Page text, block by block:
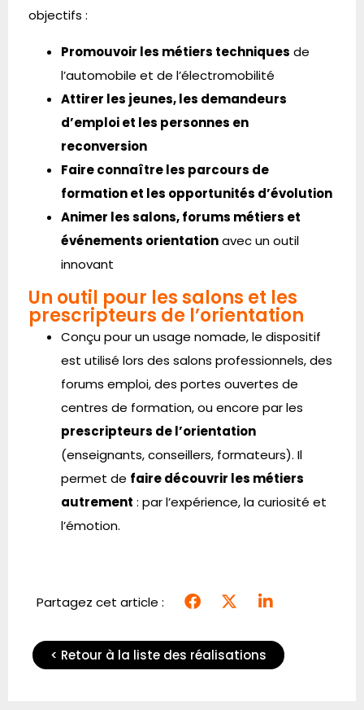
objectifs :
Promouvoir les métiers techniques de
l’automobile et de l’électromobilité
Attirer les jeunes, les demandeurs
d’emploi et les personnes en
reconversion
Faire connaître les parcours de
formation et les opportunités d’évolution
Animer les salons, forums métiers et
événements orientationavec un outil
innovant
Un outil pour les salons et les
prescripteurs de l’orientation
Conçu pour un usage nomade, le dispositif
est utilisé lors des salons professionnels, des
forums emploi, des portes ouvertes de
centres de formation, ou encore par les
prescripteurs de l’orientation
(enseignants, conseillers, formateurs). Il
permet de faire découvrir les métiers
autrement : par l’expérience, la curiosité et
l’émotion.
Partagez cet article :
< Retour à la liste des réalisations